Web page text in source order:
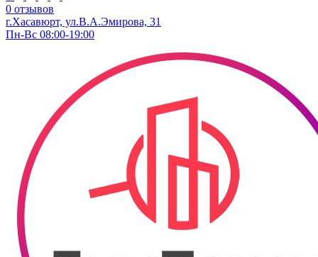
0 отзывов
г.Хасавюрт, ул.В.А.Эмирова, 31
Пн-Вс 08:00-19:00